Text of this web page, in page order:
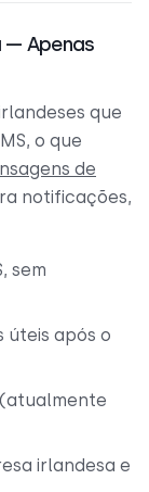
— Apenas
que
o que
de
notificações,
sem
úteis após o
irlandesa e